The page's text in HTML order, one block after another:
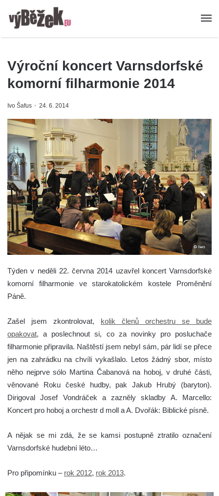
Výroční koncert Varnsdorfské
komorní filharmonie 2014
Ivo Šafus 24. 6. 2014
Týden v neděli 22. června 2014 uzavřel koncert Varnsdorfské
komorní filharmonie ve starokatolickém kostele Proměnění
Páně.
Zašel jsem zkontrolovat, kolik členů orchestru se bude
opakovat, a poslechnout si, co za novinky pro posluchače
filharmonie připravila. Naštěstí jsem nebyl sám, pár lidí se přece
jen na zahrádku na chvíli vykašlalo. Letos žádný sbor, místo
něho nejprve sólo Martina Čabanová na hoboj, v druhé části,
věnované Roku české hudby, pak Jakub Hrubý (baryton).
Dirigoval Josef Vondráček a zazněly skladby A. Marcello:
Koncert pro hoboj a orchestr d moll aA. Dvořák: Biblické písně.
A nějak se mi zdá, že se kamsi postupně ztratilo označení
Varnsdorfské hudební léto…
Pro připomínku – rok 2012, rok 2013.